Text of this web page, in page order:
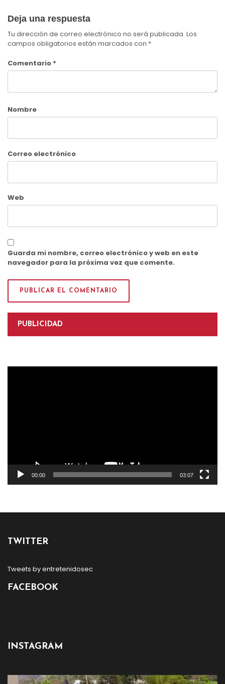
Deja una respuesta
Tu dirección de correo electrónico no será publicada. Los
campos obligatorios están marcados con *
Comentario *
Nombre
Correo electrónico
Web
Guarda mi nombre, correo electrónico y web en este
navegador para la próxima vez que comente.
PUBLICIDAD
00:00 03:07
TWITTER
Tweets by entretenidosec
FACEBOOK
INSTAGRAM